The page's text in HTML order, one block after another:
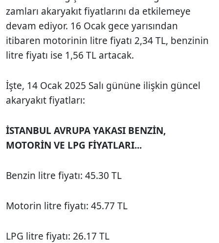
zamları akaryakıt fiyatlarını da etkilemeye
devam ediyor. 16 Ocak gece yarısından
itibaren motorinin litre fiyatı 2,34 TL, benzinin
litre fiyatı ise 1,56 TL artacak.
İşte, 14 Ocak 2025 Salı gününe ilişkin güncel
akaryakıt fiyatları:
İSTANBUL AVRUPA YAKASI BENZİN,
MOTORİN VE LPG FİYATLARI...
Benzin litre fiyatı: 45.30 TL
Motorin litre fiyatı: 45.77 TL
LPG litre fiyatı: 26.17 TL